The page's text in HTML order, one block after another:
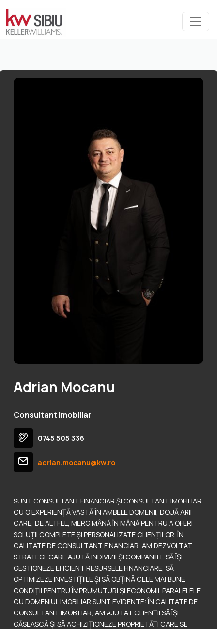
Adrian Mocanu
Consultant Imobiliar
0745 505 336
adrian.mocanu@kw.ro
SUNT CONSULTANT FINANCIAR ȘI CONSULTANT IMOBILIAR
CU O EXPERIENȚĂ VASTĂ ÎN AMBELE DOMENII, DOUĂ ARII
CARE, DE ALTFEL, MERG MÂNĂ ÎN MÂNĂ PENTRU A OFERI
SOLUȚII COMPLETE ȘI PERSONALIZATE CLIENȚILOR. ÎN
CALITATE DE CONSULTANT FINANCIAR, AM DEZVOLTAT
STRATEGII CARE AJUTĂ INDIVIZII ȘI COMPANIILE SĂ ÎȘI
GESTIONEZE EFICIENT RESURSELE FINANCIARE, SĂ
OPTIMIZEZE INVESTIȚIILE ȘI SĂ OBȚINĂ CELE MAI BUNE
CONDIȚII PENTRU ÎMPRUMUTURI ȘI ECONOMII. PARALELELE
CU DOMENIUL IMOBILIAR SUNT EVIDENTE: ÎN CALITATE DE
CONSULTANT IMOBILIAR, AM AJUTAT CLIENȚII SĂ ÎȘI
GĂSEASCĂ ȘI SĂ ACHIZIȚIONEZE PROPRIETĂȚI CARE SE